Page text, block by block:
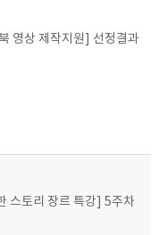
영상 제작지원] 선정결과
스토리 장르 특강] 5주차